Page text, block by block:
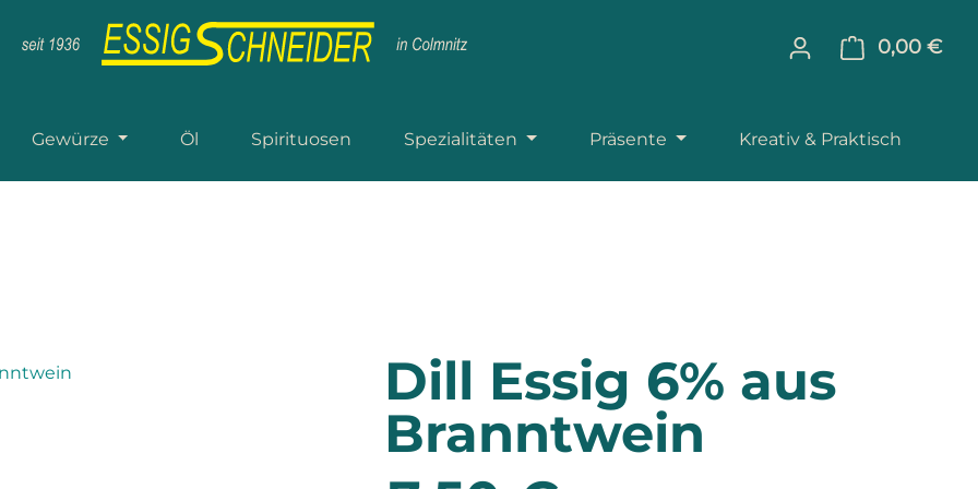
0,00 €
Gewürze Öl Spirituosen Spezialitäten Präsente Kreativ & Praktisch
Dill Essig 6% aus
Branntwein
Regulärer Preis: